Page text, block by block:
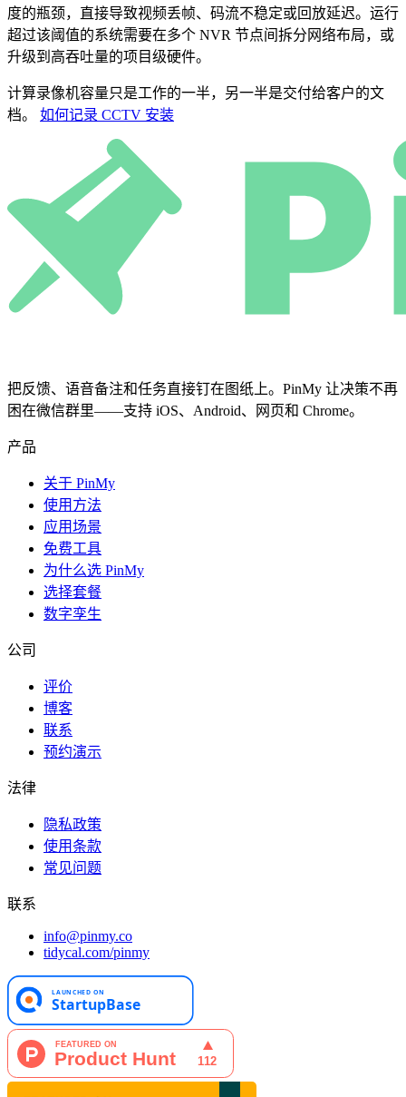
度的瓶颈，直接导致视频丢帧、码流不稳定或回放延迟。运行
超过该阈值的系统需要在多个 NVR 节点间拆分网络布局，或
升级到高吞吐量的项目级硬件。
计算录像机容量只是工作的一半，另一半是交付给客户的文
档。 如何记录 CCTV 安装
把反馈、语音备注和任务直接钉在图纸上。PinMy 让决策不再
困在微信群里——支持 iOS、Android、网页和 Chrome。
产品
关于 PinMy
使用方法
应用场景
免费工具
为什么选 PinMy
选择套餐
数字孪生
公司
评价
博客
联系
预约演示
法律
隐私政策
使用条款
常见问题
联系
info@pinmy.co
tidycal.com/pinmy